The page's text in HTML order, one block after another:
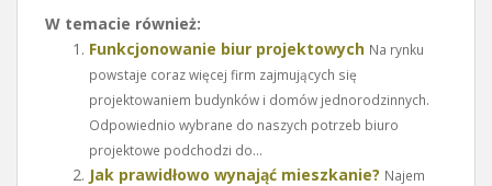
W temacie również:
Funkcjonowanie biur projektowych Na rynku
powstaje coraz więcej firm zajmujących się
projektowaniem budynków i domów jednorodzinnych.
Odpowiednio wybrane do naszych potrzeb biuro
projektowe podchodzi do...
Jak prawidłowo wynająć mieszkanie? Najem